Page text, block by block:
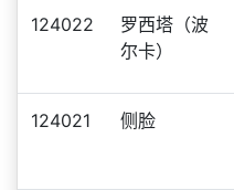
124022
罗西塔（波
尔卡）
124021 侧脸